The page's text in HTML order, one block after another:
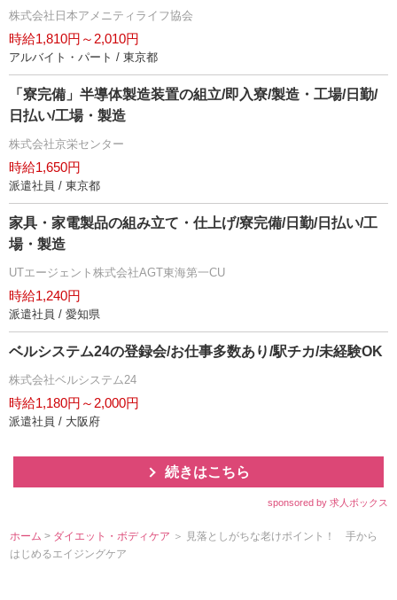
株式会社日本アメニティライフ協会
時給1,810円～2,010円
アルバイト・パート / 東京都
「寮完備」半導体製造装置の組立/即入寮/製造・工場/日勤/
日払い/工場・製造
株式会社京栄センター
時給1,650円
派遣社員 / 東京都
家具・家電製品の組み立て・仕上げ/寮完備/日勤/日払い/工
場・製造
UTエージェント株式会社AGT東海第一CU
時給1,240円
派遣社員 / 愛知県
ベルシステム24の登録会/お仕事多数あり/駅チカ/未経験OK
株式会社ベルシステム24
時給1,180円～2,000円
派遣社員 / 大阪府
続きはこちら
sponsored by 求人ボックス
ホーム > ダイエット・ボディケア ＞ 見落としがちな老けポイント！ 手から
はじめるエイジングケア